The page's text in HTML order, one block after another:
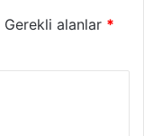
Gerekli alanlar *